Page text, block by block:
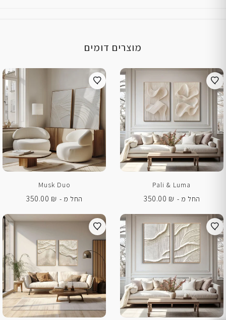
מוצרים דומים
Pali & Luma
החל מ -
350.00 ₪
Musk Duo
החל מ -
350.00 ₪